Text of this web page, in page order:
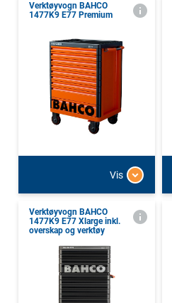
Verktøyvogn BAHCO
1477K9 E77 Premium
Vis
Verktøyvogn BAHCO
1477K9 E77 Xlarge inkl.
overskap og verktøy